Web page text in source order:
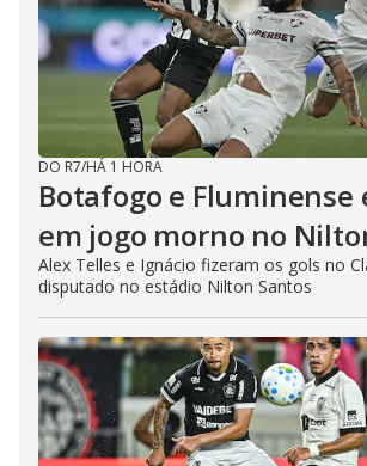
DO R7/HÁ 1 HORA
Botafogo e Fluminense
em jogo morno no
Alex Telles e Ignácio fizeram os gols no
disputado no estádio Nilton Santos